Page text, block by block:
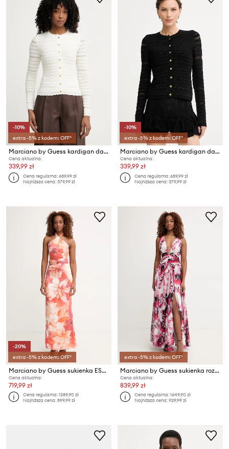
-10%
extra -5% z kodem: OFF*
Marciano by Guess kardigan damski z wiskozą CAROL
Cena aktualna:
339,99 zł
Cena regularna:689,99 zł
Najniższa cena:379,99 zł
-10%
extra -5% z kodem: OFF*
Marciano by Guess kardigan damski z wiskozą CAROL
Cena aktualna:
339,99 zł
Cena regularna:689,99 zł
Najniższa cena:379,99 zł
-20%
extra -5% z kodem: OFF*
Marciano by Guess sukienka ESTELA
Cena aktualna:
719,99 zł
Cena regularna:1289,90 zł
Najniższa cena:899,99 zł
extra -5% z kodem: OFF*
Marciano by Guess sukienka rozkloszowana ADELA
Cena aktualna:
839,99 zł
Cena regularna:1649,90 zł
Najniższa cena:929,99 zł